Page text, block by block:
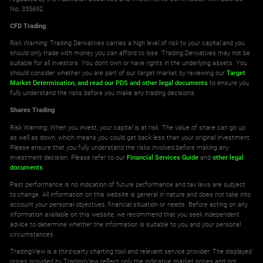
Aon plc
AOS.NYSE
A.O. Smith Corp
APD.NYSE
Air Products & Chemicals Inc
APH.NYSE
Amphenol Corp
APO.NYSE
AMAT.NAS
Applied Materials CFD
AMBA.NAS
Ambarella Inc
AMCX.NAS
AMC Networks Inc CFD
AMD.NAS
NEM.ETR
Nemetschek AG
NWO.ETR
O2D.ETR
Telefonica Deutschland Holding
P911.ETR
Porsche AG
Just Eat Plc
JMAT.LSE
Johnson Matthey
JUP.LSE
Jupiter Fund Management PLC
KGF.LSE
Kingfisher
POM.PAR
Plastic Omnium
Publicis Groupe
RCO.PAR
Remy Cointreau
RI.PAR
Pernod Ricard
No. 335692.
CFD Trading
Risk Warning: Trading Derivatives carries a high level of risk to your capital and you
should only trade with money you can afford to lose. Trading Derivatives may not be
suitable for all investors. You don't own or have rights in the underlying assets. You
should consider whether you are part of our target market by reviewing ourTarget
Market Determination, and read our PDS and other legal documents to ensure you
fully understand the risks before you make any trading decisions.
Shares Trading
Risk Warning: When you invest, your capital is at risk. The value of share can go up
as well as down, which means you could get back less than your original investment.
Please ensure that you fully understand the risks involved before making any
investment decision. Please refer to ourFinancial Services Guide andother legal
documents
Past performance is no indication of future performance and tax laws are subject
to change. All information on this website is general in nature and does not take into
account your personal objectives, financial situation or needs. Before acting on any
information available on this website, we recommend that you seek independent
advice to determine whether the information is suitable to you and your personal
circumstances.
TradingView is a third-party charting tool and relevant service provider. The displayed
prices provided by TradingView reflect only the indicative market prices and not